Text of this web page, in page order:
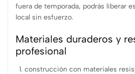
fuera de temporada, podrás liberar
local sin esfuerzo.
Materiales duraderos y
profesional
construcción con materiales